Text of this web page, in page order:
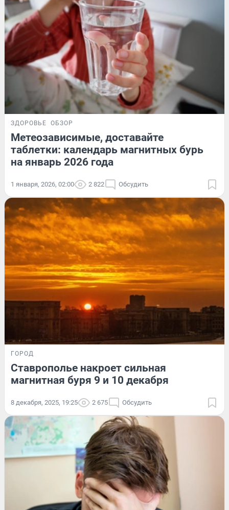
ЗДОРОВЬЕ ОБЗОР
Метеозависимые, доставайте
таблетки: календарь магнитных бурь
на январь 2026 года
1 января, 2026, 02:00 2 822 Обсудить
ГОРОД
Ставрополье накроет сильная
магнитная буря 9 и 10 декабря
8 декабря, 2025, 19:25 2 675 Обсудить